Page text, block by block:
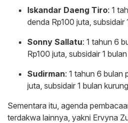
Iskandar Daeng Tiro: 1
denda Rp100 juta, subsidair
Sonny Sallatu: 1 tahun 6
Rp100 juta, subsidair 1
Sudirman: 1 tahun 6 bulan
juta, subsidair 1 bulan
Sementara itu, agenda
terdakwa lainnya, yakni Ervyna